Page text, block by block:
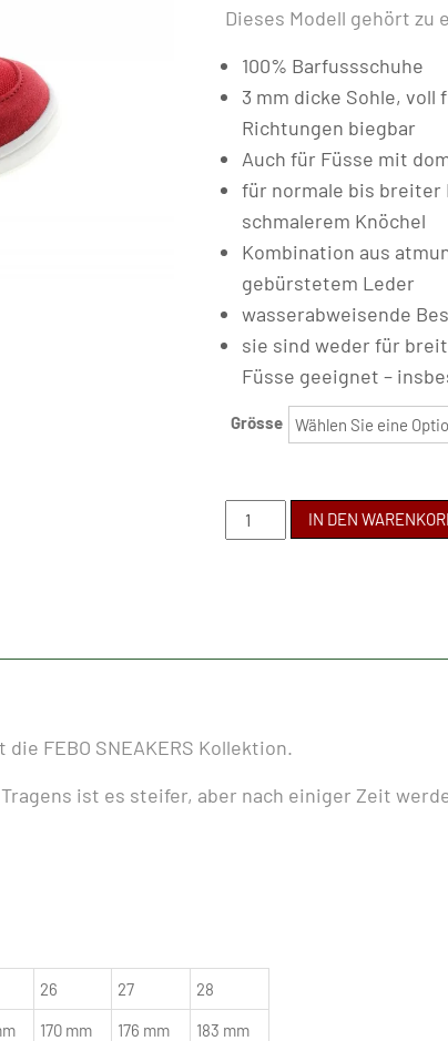
Dieses Modell gehört zu
100% Barfussschuhe
3 mm dicke Sohle, voll
Richtungen biegbar
Auch für Füsse mit
für normale bis breiter
schmalerem Knöchel
Kombination aus
gebürstetem Leder
wasserabweisende
sie sind weder für
Füsse geeignet –
Grösse
BABY
BARE
RED
IN DEN
FEBO SNEAKERS Kollektion.
ist es steifer, aber nach einiger Zeit
26 27 28
170 mm 176 mm 183 mm